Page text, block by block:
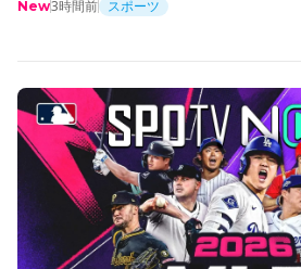
New3時間前 スポーツ